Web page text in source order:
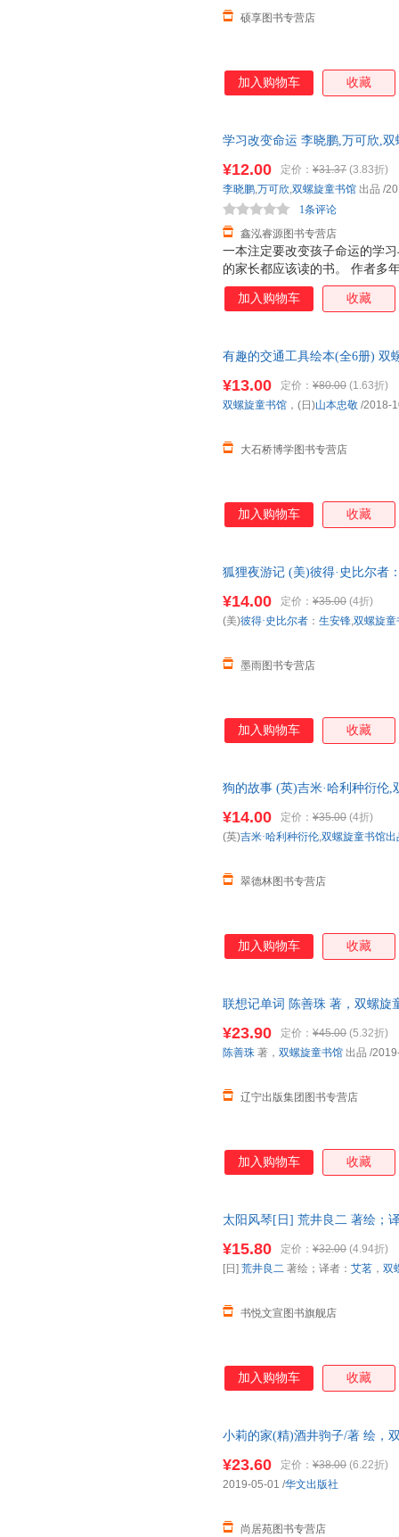
硕享图书专营店
加入购物车 收藏
学习改变命运 李晓鹏,万可欣,
一本注定要改变孩子命运的学
的家长都应该读的书。 作者多
广泛交流的成果。 国家新闻出
一个学习型社会，学习生涯从
¥12.00 定价： ¥31.37 (3.83折)
鑫泓睿源图书专营店
1条评论
李晓鹏,万可欣,双螺旋童书馆 出品 /
加入购物车 收藏
有趣的交通工具绘本(全6册) 双
¥13.00 定价： ¥80.00 (1.63折)
大石桥博学图书专营店
双螺旋童书馆 ，(日)山本忠敬 /2018-
加入购物车 收藏
狐狸夜游记 (美)彼得·史比尔者
¥14.00 定价： ¥35.00 (4折)
墨雨图书专营店
(美)彼得·史比尔者 ： 生安锋,双螺旋童
加入购物车 收藏
狗的故事 (英)吉米·哈利种衍伦
¥14.00 定价： ¥35.00 (4折)
翠德林图书专营店
(英)吉米·哈利种衍伦,双螺旋童书馆出
加入购物车 收藏
联想记单词 陈善珠 著，双螺旋
¥23.90 定价： ¥45.00 (5.32折)
辽宁出版集团图书专营店
陈善珠 著， 双螺旋童书馆 出品 /
加入购物车 收藏
太阳风琴[日] 荒井良二 著绘；
发票,放心选购
¥15.80 定价： ¥32.00 (4.94折)
书悦文宣图书旗舰店
[日] 荒井良二 著绘；译者： 艾茗 ， 双
加入购物车 收藏
小莉的家(精)酒井驹子/著 绘，
¥23.60 定价： ¥38.00 (6.22折)
尚居苑图书专营店
2019-05-01 /华文出版社